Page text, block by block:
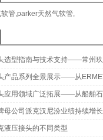
管,parker天然气软管,
选型指南与技术支持——常州
产品系列全景展示——从
应用领域广泛拓展——从船舶
母公司派克汉尼汾业绩持续增
液压接头的不同类型